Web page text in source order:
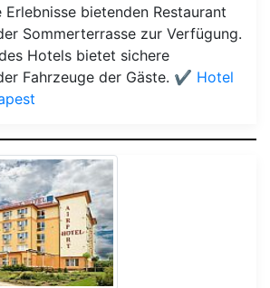
bietenden Restaurant
Sommerterrasse zur Verfügung.
Hotels bietet sichere
Fahrzeuge der Gäste. ✔️ Hotel